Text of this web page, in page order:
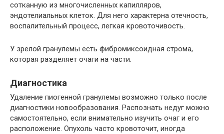
сотканную из многочисленных капилляров,
эндотелиальных клеток. Для него характерна отечность,
воспалительный процесс, легкая кровоточивость.
У зрелой гранулемы есть фибромиксоидная строма,
которая разделяет очаги на части.
Диагностика
Удаление пиогенной гранулемы возможно только после
диагностики новообразования. Распознать недуг можно
самостоятельно, если внимательно изучить очаг и его
расположение. Опухоль часто кровоточит, иногда